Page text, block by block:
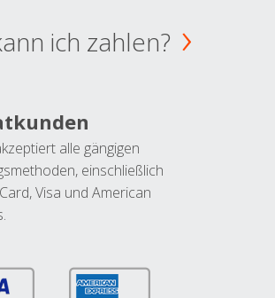
ich zahlen?
alle gängigen
einschließlich
Visa und American